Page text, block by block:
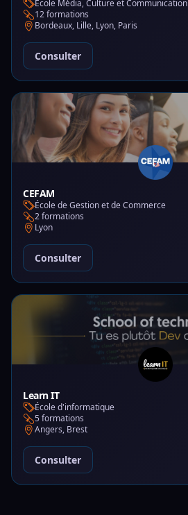
École Média, Culture et Communication
12 formations
Bordeaux, Lille, Lyon, Paris
Consulter
CEFAM
École de Gestion et de Commerce
2 formations
Lyon
Consulter
Learn IT
École d'informatique
5 formations
Angers, Brest
Consulter